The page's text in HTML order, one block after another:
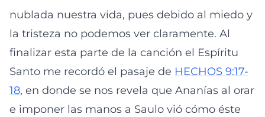
nublada nuestra vida, pues debido al miedo y
la tristeza no podemos ver claramente. Al
finalizar esta parte de la canción el Espíritu
Santo me recordó el pasaje de HECHOS 9:17-
18, en donde se nos revela que Ananías al orar
e imponer las manos a Saulo vió cómo éste